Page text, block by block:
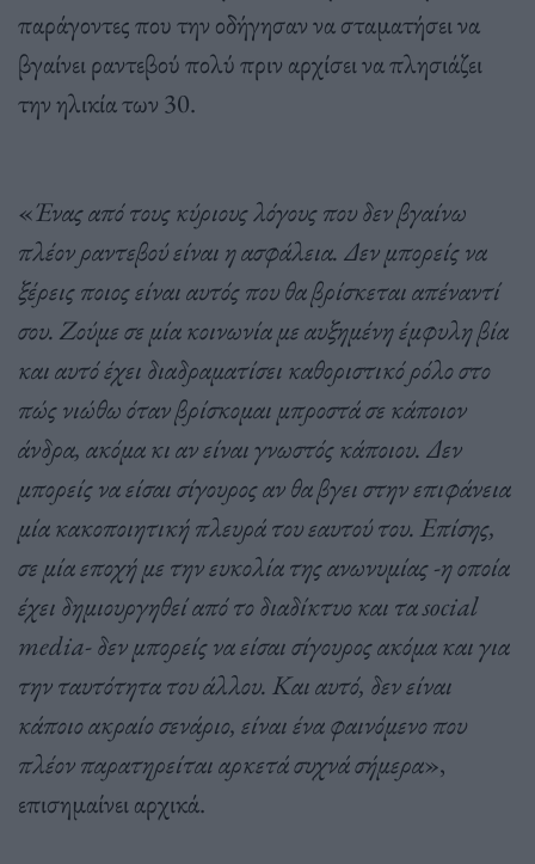
παράγοντες που την οδήγησαν να σταματήσει να
βγαίνει ραντεβού πολύ πριν αρχίσει να πλησιάζει
την ηλικία των 30.
«Ένας από τους κύριους λόγους που δεν βγαίνω
πλέον ραντεβού είναι η ασφάλεια. Δεν μπορείς να
ξέρεις ποιος είναι αυτός που θα βρίσκεται απέναντί
σου. Ζούμε σε μία κοινωνία με αυξημένη έμφυλη βία
και αυτό έχει διαδραματίσει καθοριστικό ρόλο στο
πώς νιώθω όταν βρίσκομαι μπροστά σε κάποιον
άνδρα, ακόμα κι αν είναι γνωστός κάποιου. Δεν
μπορείς να είσαι σίγουρος αν θα βγει στην επιφάνεια
μία κακοποιητική πλευρά του εαυτού του. Επίσης,
σε μία εποχή με την ευκολία της ανωνυμίας -η οποία
έχει δημιουργηθεί από το διαδίκτυο και τα social
media- δεν μπορείς να είσαι σίγουρος ακόμα και για
την ταυτότητα του άλλου. Και αυτό, δεν είναι
κάποιο ακραίο σενάριο, είναι ένα φαινόμενο που
πλέον παρατηρείται αρκετά συχνά σήμερα»,
επισημαίνει αρχικά.